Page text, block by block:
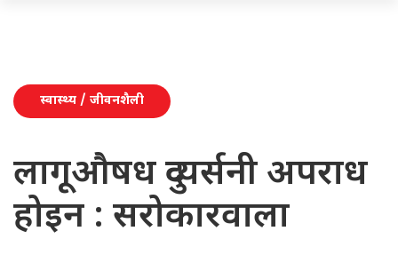
स्वास्थ्य / जीवनशैली
लागूऔषध दुव्यर्सनी अपराध
होइन : सरोकारवाला